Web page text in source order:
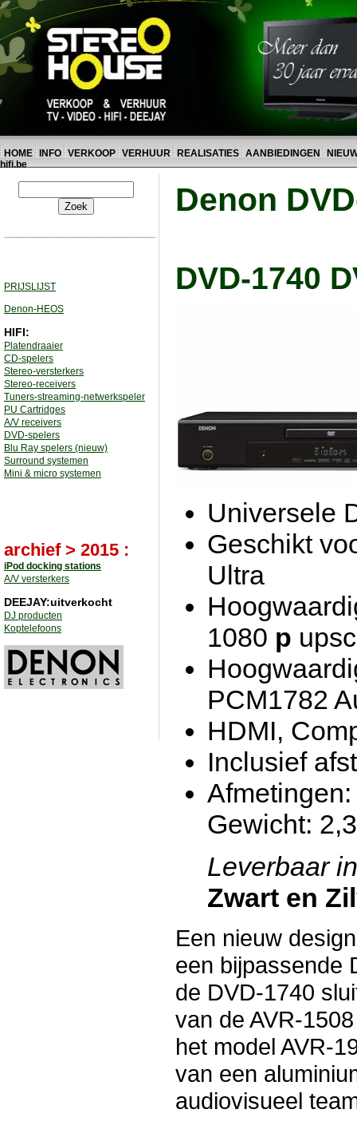
HOME INFO VERKOOP VERHUUR REALISATIES AANBIEDINGEN
hifi.be
PRIJSLIJST
Denon-HEOS
HIFI:
Platendraaier
CD-spelers
Stereo-versterkers
Stereo-receivers
Tuners-streaming-netwerkspeler
PU Cartridges
A/V receivers
DVD-spelers
Blu Ray spelers (nieuw)
Surround systemen
Mini & micro systemen
archief > 2015 :
iPod docking stations
A/V versterkers
DEEJAY:uitverkocht
DJ producten
Koptelefoons
Denon
DVD-1740
Universele
Geschikt
Ultra
1080 p
PCM1782
HDMI,
Inclusief
Gewicht:
Leverbaar
Zwart en
Een nieuw
een bijpassende
de DVD-1740
van de AVR-
het model AVR-
van een
audiovisueel